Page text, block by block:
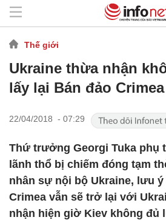
Thế giới
Ukraine thừa nhận
lấy lại Bán đảo Crimea
22/04/2018 - 07:29
Thứ trưởng Georgi Tuka phụ
lãnh thổ bị chiếm đóng tạm
nhân sự nội bộ Ukraine, lưu ý
Crimea vẫn sẽ trở lại với
nhận hiện giờ Kiev không đủ